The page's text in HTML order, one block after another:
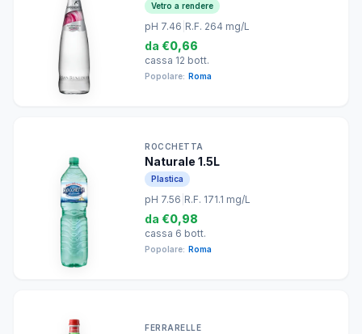
Vetro a rendere
pH 7.46 R.F. 264 mg/L
da €0,66
cassa 12 bott.
Popolare: Roma
ROCCHETTA
Naturale 1.5L
Plastica
pH 7.56 R.F. 171.1 mg/L
da €0,98
cassa 6 bott.
Popolare: Roma
FERRARELLE